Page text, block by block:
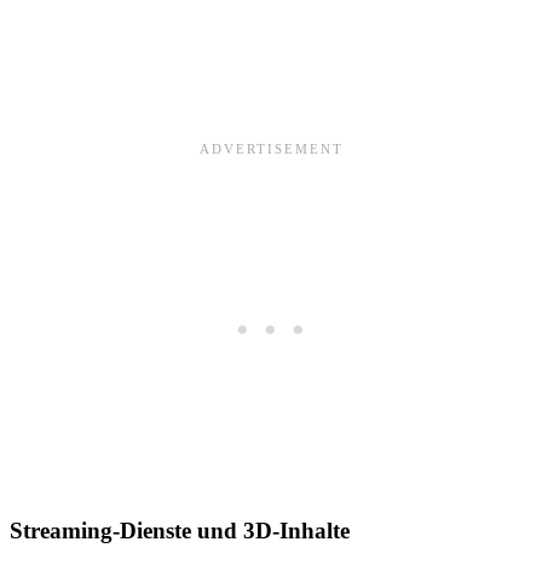
Streaming-Dienste und 3D-Inhalte